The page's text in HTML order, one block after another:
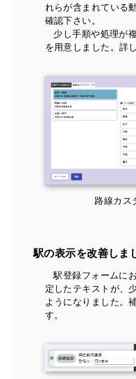
れらが含まれている
確認下さい。
少し手順や処理が
を用意しました。詳
路線カス
駅の表示を改善しま
駅登録フォームに
定したテキストが、
ようになりました。
す。